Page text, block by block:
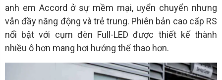
anh em Accord ở sự mềm mại, uyển chuyển nhưng
vẫn đầy năng động và trẻ trung. Phiên bản cao cấp RS
nổi bật với cụm đèn Full-LED được thiết kế thành
nhiều ô hơn mang hơi hướng thể thao hơn.